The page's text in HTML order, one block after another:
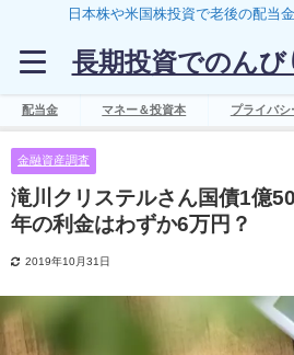
日本株や米国株投資で老後の配当
長期投資でのんび
配当金 マネー＆投資本 プライバ
金融資産調査
滝川クリステルさん国債1億
年の利金はわずか6万円？
2019年10月31日